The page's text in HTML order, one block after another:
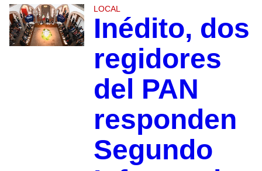
LOCAL
Inédito, dos
regidores
del PAN
responden
Segundo